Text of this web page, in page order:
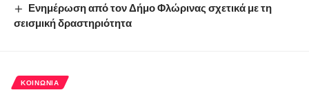
Ενημέρωση από τον Δήμο Φλώρινας σχετικά με τη
σεισμική δραστηριότητα
ΚΟΙΝΩΝΊΑ